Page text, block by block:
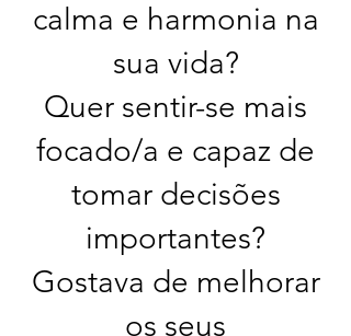
calma e harmonia na
sua vida?
Quer sentir-se mais
focado/a e capaz de
tomar decisões
importantes?
Gostava de melhorar
os seus